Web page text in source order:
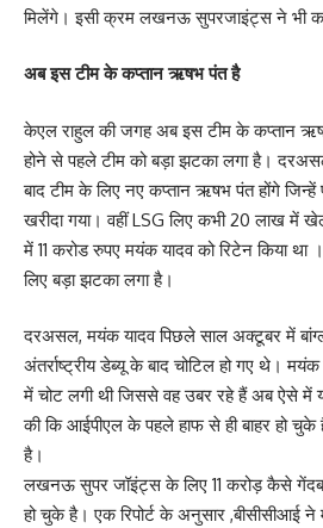
मिलेंगे। इसी क्रम लखनऊ सुपरजाइंट्स ने भी
अब इस टीम के कप्तान ऋषभ पंत है
केएल राहुल की जगह अब इस टीम के कप्तान
होने से पहले टीम को बड़ा झटका लगा है।
बाद टीम के लिए नए कप्तान ऋषभ पंत होंगे
खरीदा गया। वहीं LSG लिए कभी 20 लाख में
में 11 करोड रुपए मयंक यादव को रिटेन किया
लिए बड़ा झटका लगा है।
दरअसल, मयंक यादव पिछले साल अक्टूबर में
अंतर्राष्ट्रीय डेब्यू के बाद चोटिल हो गए थे।
में चोट लगी थी जिससे वह उबर रहे हैं अब ऐसे में
की कि आईपीएल के पहले हाफ से ही बाहर हो चुके
है।
लखनऊ सुपर जॉइंट्स के लिए 11 करोड़ कैसे
हो चुके है। एक रिपोर्ट के अनुसार ,बीसीसीआई ने